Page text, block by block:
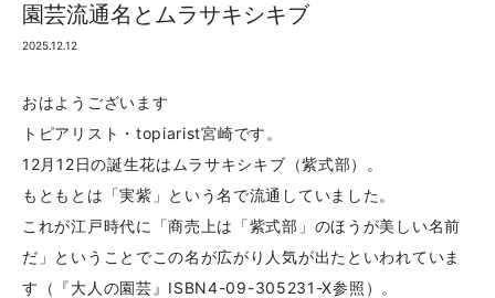
園芸流通名とムラサキシキブ
2025.12.12
おはようございます
トピアリスト・topiarist宮崎です。
12月12日の誕生花はムラサキシキブ（紫式部）。
もともとは「実紫」という名で流通していました。
これが江戸時代に「商売上は「紫式部」のほうが美しい名前
だ」ということでこの名が広がり人気が出たといわれていま
す（『大人の園芸』ISBN4-09-305231-X参照）。